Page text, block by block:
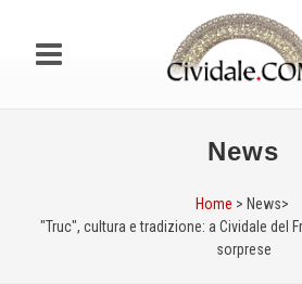
News
Home > News>
"Truc", cultura e tradizione: a Cividale del
sorprese